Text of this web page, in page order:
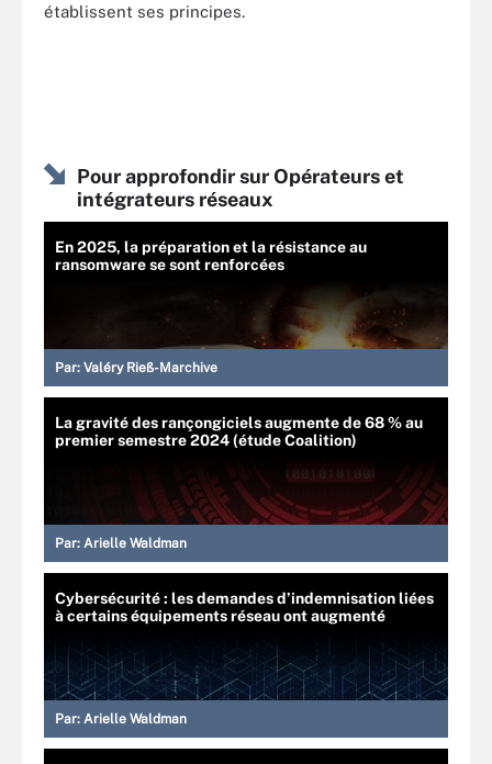
établissent ses principes.
Pour approfondir sur Opérateurs et
intégrateurs réseaux
En 2025, la préparation et la résistance au
ransomware se sont renforcées
Par: Valéry Rieß-Marchive
La gravité des rançongiciels augmente de 68 % au
premier semestre 2024 (étude Coalition)
Par: Arielle Waldman
Cybersécurité : les demandes d’indemnisation liées
à certains équipements réseau ont augmenté
Par: Arielle Waldman